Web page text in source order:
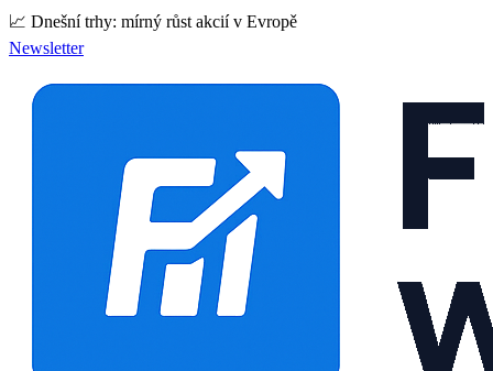
📈 Dnešní trhy: mírný růst akcií v Evropě
Newsletter